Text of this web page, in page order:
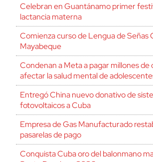
Celebran en Guantánamo primer
lactancia materna
Comienza curso de Lengua de Señas
Mayabeque
Condenan a Meta a pagar millones de
afectar la salud mental de
Entregó China nuevo donativo de
fotovoltaicos a Cuba
Empresa de Gas Manufacturado
pasarelas de pago
Conquista Cuba oro del balonmano